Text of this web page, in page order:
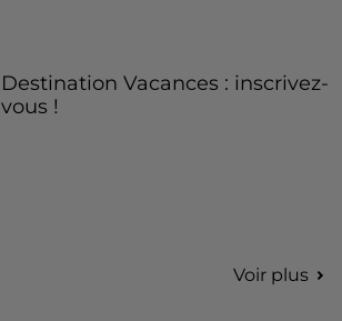
Destination Vacances : inscrivez-
vous !
Voir plus